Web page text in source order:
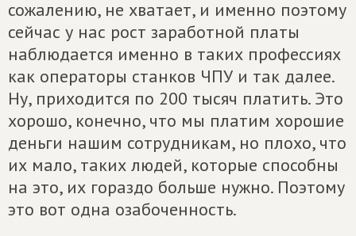
сожалению, не хватает, и именно поэтому
сейчас у нас рост заработной платы
наблюдается именно в таких профессиях
как операторы станков ЧПУ и так далее.
Ну, приходится по 200 тысяч платить. Это
хорошо, конечно, что мы платим хорошие
деньги нашим сотрудникам, но плохо, что
их мало, таких людей, которые способны
на это, их гораздо больше нужно. Поэтому
это вот одна озабоченность.